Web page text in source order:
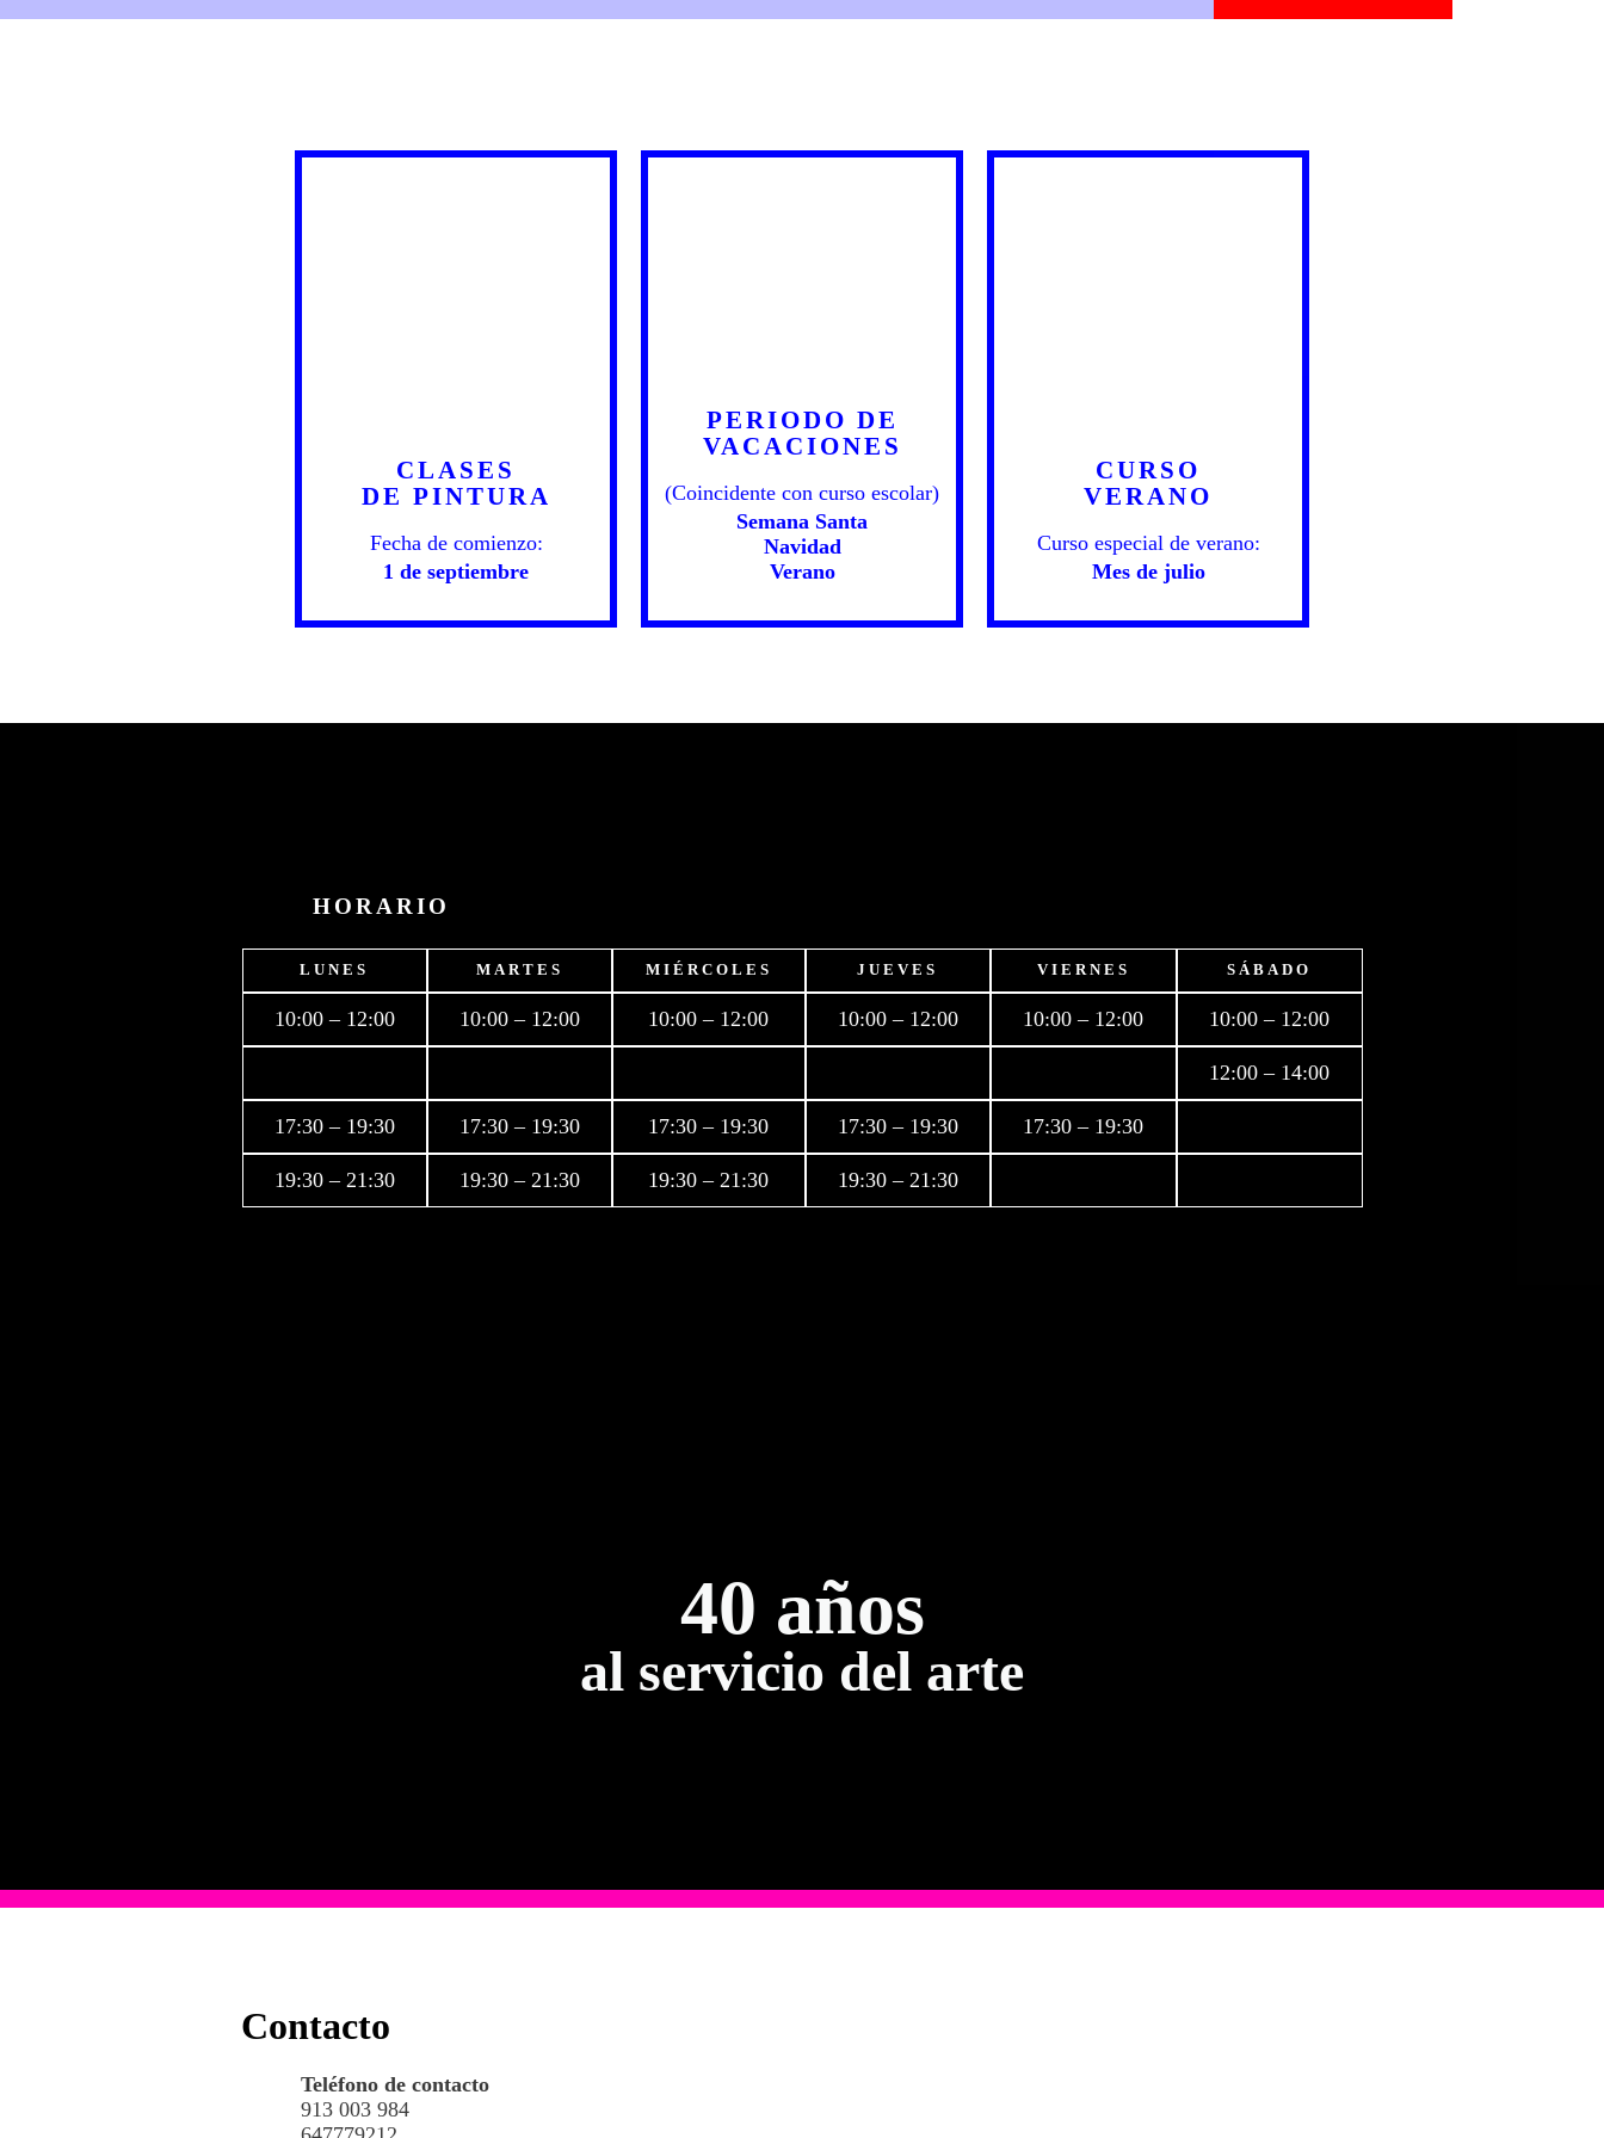
CLASES
DE PINTURA
Fecha de comienzo:
1 de septiembre
PERIODO DE
VACACIONES
(Coincidente con curso escolar)
Semana Santa
Navidad
Verano
CURSO
VERANO
Curso especial de verano:
Mes de julio
HORARIO
LUNES MARTES MIÉRCOLES JUEVES VIERNES SÁBADO
10:00 – 12:00 10:00 – 12:00 10:00 – 12:00 10:00 – 12:00 10:00 – 12:00 10:00 – 12:00
12:00 – 14:00
17:30 – 19:30 17:30 – 19:30 17:30 – 19:30 17:30 – 19:30 17:30 – 19:30
19:30 – 21:30 19:30 – 21:30 19:30 – 21:30 19:30 – 21:30
40 años
al servicio del arte
Contacto
Teléfono de contacto
913 003 984